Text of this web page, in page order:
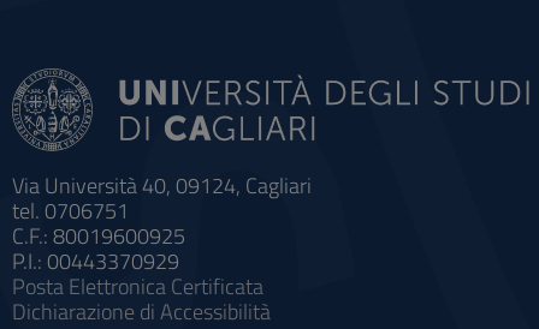
Via Università 40, 09124, Cagliari
tel. 0706751
C.F.: 80019600925
P.I.: 00443370929
Posta Elettronica Certificata
Dichiarazione di Accessibilità